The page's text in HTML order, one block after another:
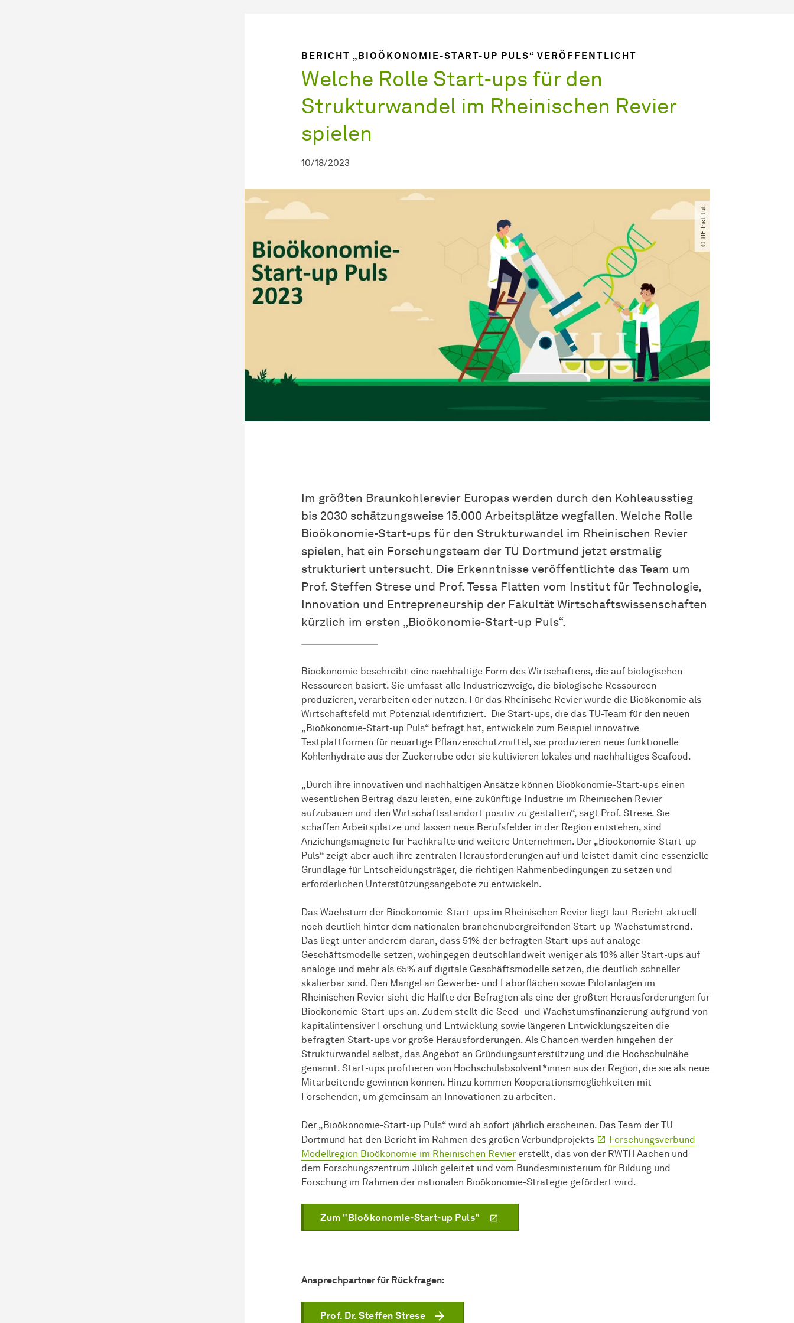
BERICHT „BIOÖKONOMIE-START-UP PULS“ VERÖFFENTLICHT
Welche Rolle Start-ups für den
Strukturwandel im Rheinischen Revier
spielen
10/18/2023
© TIE Institut
Im größten Braunkohlerevier Europas werden durch den Kohleausstieg
bis 2030 schätzungsweise 15.000 Arbeitsplätze wegfallen. Welche Rolle
Bioökonomie-Start-ups für den Strukturwandel im Rheinischen Revier
spielen, hat ein Forschungsteam der TU Dortmund jetzt erstmalig
strukturiert untersucht. Die Erkenntnisse veröffentlichte das Team um
Prof. Steffen Strese und Prof. Tessa Flatten vom Institut für Technologie,
Innovation und Entrepreneurship der Fakultät Wirt­schafts­wissen­schaften
kürzlich im ersten „Bioökonomie-Start-up Puls“.
Bioökonomie beschreibt eine nachhaltige Form des Wirtschaftens, die auf biologischen
Ressourcen basiert. Sie umfasst alle Industriezweige, die biologische Ressourcen
produzieren, verarbeiten oder nutzen. Für das Rheinische Revier wurde die Bioökonomie als
Wirtschaftsfeld mit Potenzial identifiziert. Die Start-ups, die das TU-Team für den neuen
„Bioökonomie-Start-up Puls“ befragt hat, entwickeln zum Beispiel innovative
Testplattformen für neuartige Pflanzenschutzmittel, sie produzieren neue funktionelle
Kohlenhydrate aus der Zuckerrübe oder sie kultivieren lokales und nachhaltiges Seafood.
„Durch ihre innovativen und nachhaltigen Ansätze können Bioökonomie-Start-ups einen
wesentlichen Beitrag dazu leisten, eine zukünftige Industrie im Rheinischen Revier
aufzubauen und den Wirtschaftsstandort positiv zu gestalten“, sagt Prof. Strese. Sie
schaffen Arbeitsplätze und lassen neue Berufsfelder in der Region entstehen, sind
Anziehungsmagnete für Fachkräfte und weitere Unternehmen. Der „Bioökonomie-Start-up
Puls“ zeigt aber auch ihre zentralen Herausforderungen auf und leistet damit eine essenzielle
Grundlage für Entscheidungsträger, die richtigen Rahmenbedingungen zu setzen und
erforderlichen Unterstützungsangebote zu entwickeln.
Das Wachstum der Bioökonomie-Start-ups im Rheinischen Revier liegt laut Bericht aktuell
noch deutlich hinter dem nationalen branchenübergreifenden Start-up-Wachstumstrend.
Das liegt unter anderem daran, dass 51% der befragten Start-ups auf analoge
Geschäftsmodelle setzen, wohingegen deutschlandweit weniger als 10% aller Start-ups auf
analoge und mehr als 65% auf digitale Geschäftsmodelle setzen, die deutlich schneller
skalierbar sind. Den Mangel an Gewerbe- und Laborflächen sowie Pilotanlagen im
Rheinischen Revier sieht die Hälfte der Befragten als eine der größten Herausforderungen für
Bioökonomie-Start-ups an. Zudem stellt die Seed- und Wachstumsfinanzierung aufgrund von
kapitalintensiver Forschung und Entwicklung sowie längeren Entwicklungszeiten die
befragten Start-ups vor große Herausforderungen. Als Chancen werden hingehen der
Strukturwandel selbst, das Angebot an Gründungsunterstützung und die Hochschulnähe
genannt. Start-ups profitieren von Hochschulabsolvent*innen aus der Region, die sie als neue
Mitarbeitende gewinnen können. Hinzu kommen Kooperationsmöglichkeiten mit
Forschenden, um gemeinsam an Innovationen zu arbeiten.
Der „Bioökonomie-Start-up Puls“ wird ab sofort jährlich erscheinen. Das Team der TU
Dortmund hat den Bericht im Rahmen des großen Verbundprojekts
Forschungsverbund
Modellregion Bioökonomie im Rheinischen Revier erstellt, das von der RWTH Aachen und
dem Forschungszentrum Jülich geleitet und vom Bundesministerium für Bildung und
Forschung im Rahmen der nationalen Bioökonomie-Strategie gefördert wird.
Zum "Bioökonomie-Start-up Puls"
Ansprechpartner für Rückfragen:
Prof. Dr. Steffen Strese